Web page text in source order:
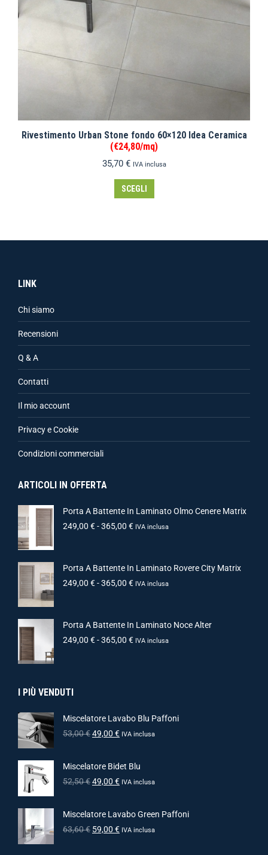
Rivestimento Urban Stone fondo 60×120 Idea Ceramica
(€24,80/mq)
35,70 € IVA inclusa
SCEGLI
LINK
Chi siamo
Recensioni
Q & A
Contatti
Il mio account
Privacy e Cookie
Condizioni commerciali
ARTICOLI IN OFFERTA
Porta A Battente In Laminato Olmo Cenere Matrix
249,00 €-365,00 € IVA inclusa
Porta A Battente In Laminato Rovere City Matrix
249,00 €-365,00 € IVA inclusa
Porta A Battente In Laminato Noce Alter
249,00 €-365,00 € IVA inclusa
I PIÙ VENDUTI
Miscelatore Lavabo Blu Paffoni
53,00€49,00 € IVA inclusa
Miscelatore Bidet Blu
52,50€49,00 € IVA inclusa
Miscelatore Lavabo Green Paffoni
63,60€ 59,00 € IVA inclusa